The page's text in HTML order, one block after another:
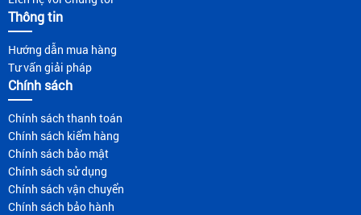
Thông tin
Hướng dẫn mua hàng
Tư vấn giải pháp
Chính sách
Chính sách thanh toán
Chính sách kiểm hàng
Chính sách bảo mật
Chính sách sử dụng
Chính sách vận chuyển
Chính sách bảo hành